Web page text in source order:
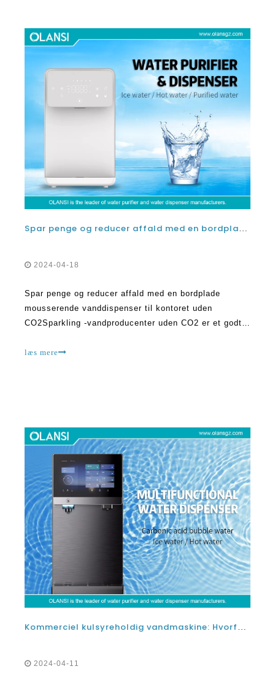
2024-04-18
Spar penge og reducer affald med en bordplade
mousserende vanddispenser til kontoret uden
CO2Sparkling -vandproducenter uden CO2 er et godt
vandproducenter, der bruger CO2 -patroner. Disse
læs mere
Kommerciel kulsyreholdig vandmaskine: Hvorfor har du muligvis brug for en mousserende vandproducent uden CO2
2024-04-11